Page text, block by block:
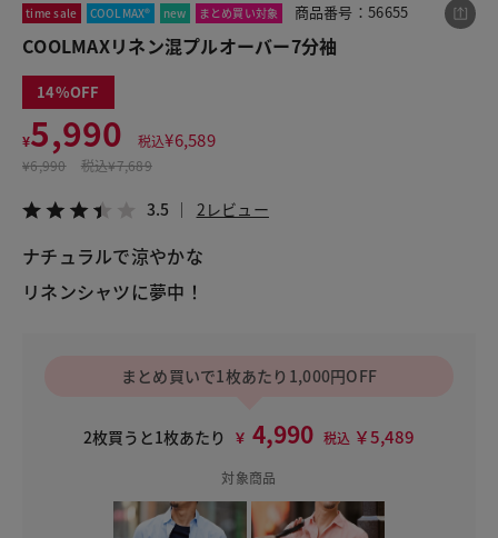
time sale COOLMAX® new まとめ買い対象 商品番号：56655
COOLMAXリネン混プルオーバー7分袖
14
¥5,990 税込¥6,589
¥6,990 税込¥7,689
3.5 2レビュー
ナチュラルで涼やかな
リネンシャツに夢中！
まとめ買いで1枚あたり1,000円OFF
2枚買うと1枚あたり ￥ 4,990 税込 ￥5,489
対象商品
COOLMAXリネン混プルオーバー7分袖
¥5,990 税込¥6,589
LINE X